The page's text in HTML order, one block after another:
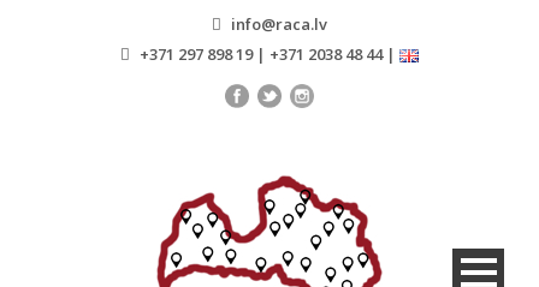
info@raca.lv
+371 297 898 19 | +371 2038 48 44 |